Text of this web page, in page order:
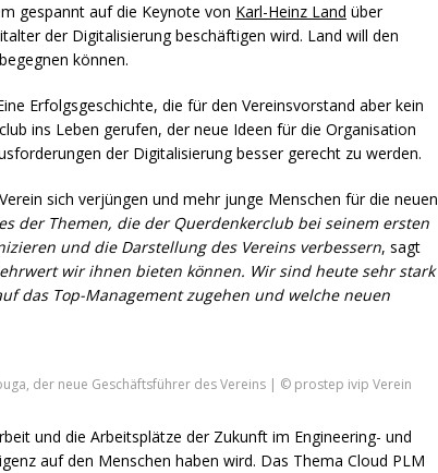
gespannt auf die Keynote von Karl-Heinz Land über
der Digitalisierung beschäftigen wird. Land will den
können.
Erfolgsgeschichte, die für den Vereinsvorstand aber kein
ins Leben gerufen, der neue Ideen für die Organisation
der Digitalisierung besser gerecht zu werden.
sich verjüngen und mehr junge Menschen für die neuen
der Themen, die der Querdenkerclub bei seinem ersten
und die Darstellung des Vereins verbessern, sagt
wir ihnen bieten können. Wir sind heute sehr stark
das Top-Management zugehen und welche neuen
der neue Geschäftsführer des Vereins | © prostep ivip Verein
und die Arbeitsplätze der Zukunft im Engineering- und
auf den Menschen haben wird. Das Thema Cloud PLM